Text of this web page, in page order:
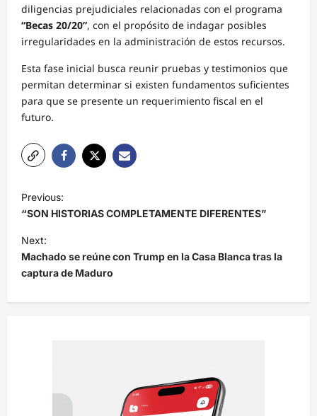
diligencias prejudiciales relacionadas con el programa
“Becas 20/20”, con el propósito de indagar posibles
irregularidades en la administración de estos recursos.
Esta fase inicial busca reunir pruebas y testimonios que
permitan determinar si existen fundamentos suficientes
para que se presente un requerimiento fiscal en el
futuro.
a
v
e
g
a
Previous:
“SON HISTORIAS COMPLETAMENTE DIFERENTES”
Next:
Machado se reúne con Trump en la Casa Blanca tras la
captura de Maduro